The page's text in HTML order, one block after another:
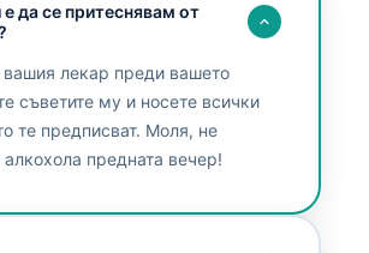
да се притеснявам от
вашия лекар преди вашето
съветите му и носете всички
те предписват. Моля, не
алкохола предната вечер!